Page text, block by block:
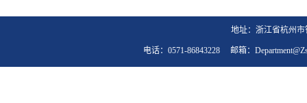
地址：浙江省杭州
电话：0571-86843228 邮箱：